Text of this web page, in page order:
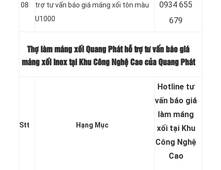
08
trợ tư vấn báo giá máng xối tôn màu
U1000
0934 655
679
Thợ làm máng xối Quang Phát hỗ trợ tư vấn báo giá
máng xối inox tại Khu Công Nghệ Cao của Quang Phát
Stt Hạng Mục
Hotline tư
vấn báo giá
làm máng
xối tại Khu
Công Nghệ
Cao